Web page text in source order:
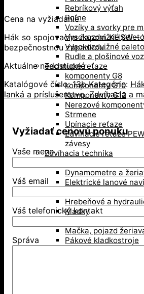
Rebríkový výťah
Roľne
Vozíky a svorky pre
Vysokozdvižné
Vysokozdvižné
Rudle a plošinové
Technické reťaze
komponenty G8
komponenty G10
Komponenty G12
Nerezové
Strmene
Upínacie reťaze
Zdvíhacie reťaze
závesy
Zdvíhacia technika
Dynamometre a
Elektrické lanové
Hrebeňové a
Kladky
Mačka, pojazd
Pákové kladkostroje
Prísavky a Vakuové
Cena na vyžiadanie
Hák so spojovacím čapom KHSW –
bezpečnostnou západkou.
Aktuálne nedostupné
Katalógové číslo:13b Kategórie:
lanká a príslušenstvo,Zdvíhacia a
Vyžiadať cenovú ponuku
Vaše meno
Váš email
Váš telefonický kontakt
Správa